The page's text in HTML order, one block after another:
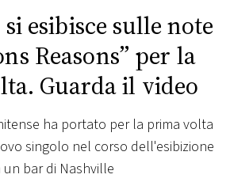
esibisce sulle note
Reasons” per la
Guarda il video
ha portato per la prima volta
singolo nel corso dell'esibizione
un bar di Nashville